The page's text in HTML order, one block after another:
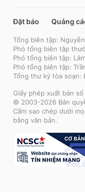
Đặt báo Quảng
Tổng biên tập:
Phó tổng biên tập
Phó tổng biên tập:
Phó tổng biên tập:
Tổng thư ký tòa soạn:
Giấy phép xuất bản
© 2003-2026 Bản
Cấm sao chép dưới
bằng văn bản.